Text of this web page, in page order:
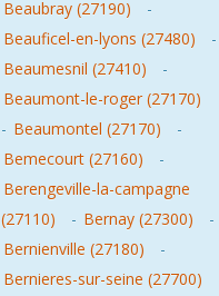
Beaubray (27190)
-
Beauficel-en-lyons (27480)
-
Beaumesnil (27410)
-
Beaumont-le-roger (27170)
- Beaumontel (27170)
-
Bemecourt (27160)
-
Berengeville-la-campagne
(27110)
- Bernay (27300)
-
Bernienville (27180)
-
Bernieres-sur-seine (27700)